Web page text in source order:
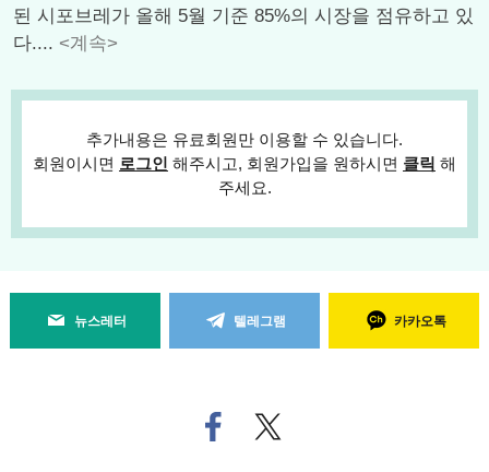
된 시포브레가 올해 5월 기준 85%의 시장을 점유하고 있
다.... <계속>
추가내용은 유료회원만 이용할 수 있습니다.
회원이시면 로그인 해주시고, 회원가입을 원하시면 클릭 해
주세요.
뉴스레터 텔레그램 카카오톡
페
이
트위
터로